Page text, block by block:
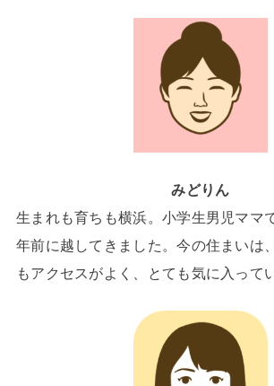
みどりん
生まれも育ちも横浜。小学生男児ママ
年前に越してきました。今の住まいは
もアクセスがよく、とても気に入って